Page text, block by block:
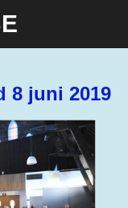
8 juni 2019